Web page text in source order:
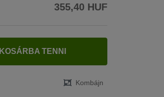
355,40 HUF
KOSÁRBA TENNI
Kombájn